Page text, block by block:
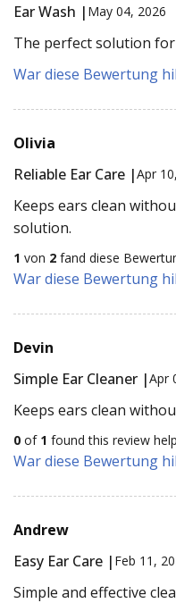
Ear Wash | May 04, 2026
The perfect solution
War diese Bewertung
Olivia
Reliable Ear Care |Apr
Keeps ears clean
solution.
1 von 2 fand diese
War diese Bewertung
Devin
Simple Ear Cleaner |Apr
Keeps ears clean
0 of 1 found this review
War diese Bewertung
Andrew
Easy Ear Care | Feb 11,
Simple and effective